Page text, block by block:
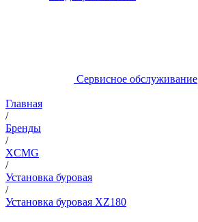
Сервисное обслуживание
Главная
/
Бренды
/
XCMG
/
Установка буровая
/
Установка буровая XZ180